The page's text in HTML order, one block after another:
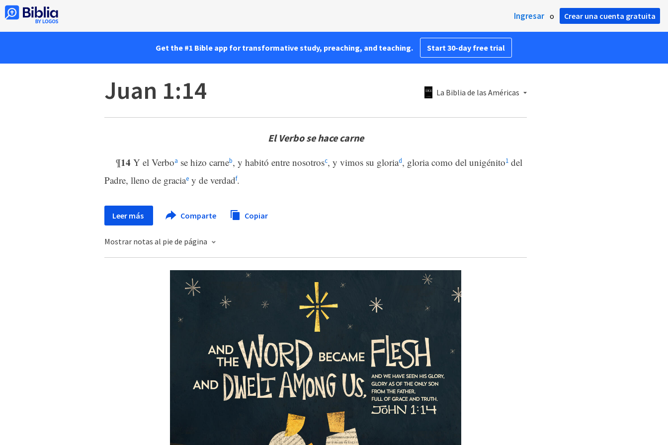
Ingresar o Crear una cuenta gratuita
Get the #1 Bible app for transformative study, preaching, and teaching. Start 30-day free trial
Juan 1:14 La Biblia de las Américas
El Verbo se hace carne
¶14 Y el Verboa se hizo carneb, y habitó entre nosotrosc, y vimos su gloriad, gloria como del unigénito1 del
Padre, lleno de graciae y de verdadf.
Leer más Comparte Copiar
Mostrar notas al pie de página